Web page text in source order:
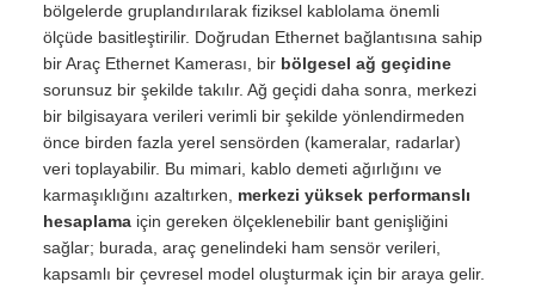
bölgelerde gruplandırılarak fiziksel kablolama önemli
ölçüde basitleştirilir. Doğrudan Ethernet bağlantısına sahip
bir Araç Ethernet Kamerası, bir bölgesel ağ geçidine
sorunsuz bir şekilde takılır. Ağ geçidi daha sonra, merkezi
bir bilgisayara verileri verimli bir şekilde yönlendirmeden
önce birden fazla yerel sensörden (kameralar, radarlar)
veri toplayabilir. Bu mimari, kablo demeti ağırlığını ve
karmaşıklığını azaltırken, merkezi yüksek performanslı
hesaplama için gereken ölçeklenebilir bant genişliğini
sağlar; burada, araç genelindeki ham sensör verileri,
kapsamlı bir çevresel model oluşturmak için bir araya gelir.